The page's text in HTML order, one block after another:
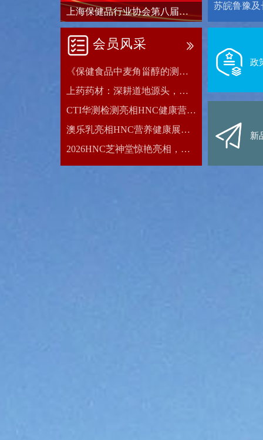
上海保健品行业协会第八届会
员大会第四次会议暨第八届理
事会第八次会议顺利召开
会员风采
《保健食品中麦角甾醇的测定》国家标准启动会在寿仙谷圆满召开！
上药药材：深耕道地源头，以智造驱动优质饮片全链交付
CTI华测检测亮相HNC健康营养展：专业护航，为健康品质赋能
澳乐乳亮相HNC营养健康展，实力斩获品牌大奖
2026HNC芝神堂惊艳亮相，实力斩获权威品牌大奖
政
新